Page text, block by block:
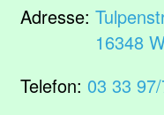
Adresse:
16348
Telefon: 03 33